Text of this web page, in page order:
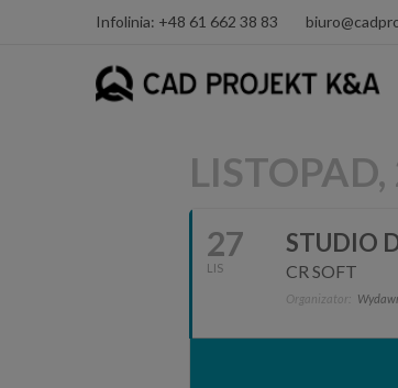
Infolinia: +48 61 662 38 83
27
LIS
STUDIO
CR SOFT
Organizator: